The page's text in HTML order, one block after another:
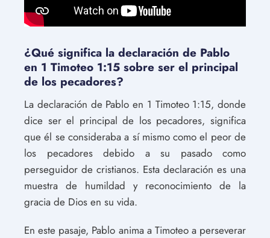
¿Qué significa la declaración de Pablo
en 1 Timoteo 1:15 sobre ser el principal
de los pecadores?
La declaración de Pablo en 1 Timoteo 1:15, donde
dice ser el principal de los pecadores, significa
que él se consideraba a sí mismo como el peor de
los pecadores debido a su pasado como
perseguidor de cristianos. Esta declaración es una
muestra de humildad y reconocimiento de la
gracia de Dios en su vida.
En este pasaje, Pablo anima a Timoteo a perseverar